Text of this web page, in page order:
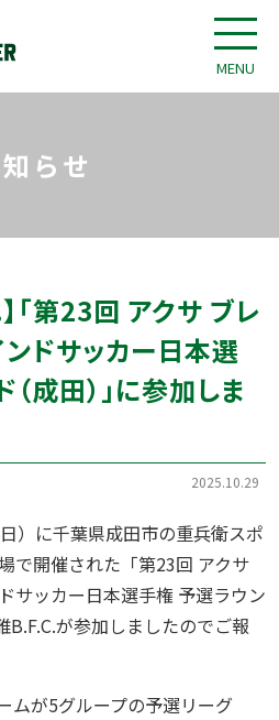
MENU
らせ
2025.10.29
「第23回 アクサ ブレ
ドサッカー日本選
成田）」に参加しま
）に千葉県成田市の重兵衛スポ
で開催された「第23回 アクサ
サッカー日本選手権 予選ラウン
B.F.C.が参加しましたのでご報
ムが5グループの予選リーグ